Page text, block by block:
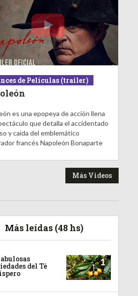
de Películas (trailer)
es una epopeya de acción llena
que detalla el accidentado
y caída del emblemático
francés Napoleón Bonaparte
Más Videos
Más leídas (48 hs)
del Té 1